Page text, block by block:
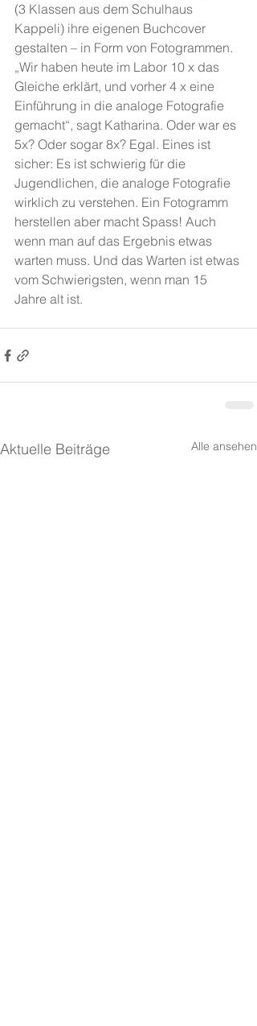
(3 Klassen aus dem Schulhaus
Kappeli) ihre eigenen Buchcover
gestalten – in Form von Fotogrammen.
„Wir haben heute im Labor 10 x das
Gleiche erklärt, und vorher 4 x eine
Einführung in die analoge Fotografie
gemacht“, sagt Katharina. Oder war es
5x? Oder sogar 8x? Egal. Eines ist
sicher: Es ist schwierig für die
Jugendlichen, die analoge Fotografie
wirklich zu verstehen. Ein Fotogramm
herstellen aber macht Spass! Auch
wenn man auf das Ergebnis etwas
warten muss. Und das Warten ist etwas
vom Schwierigsten, wenn man 15
Jahre alt ist.
Aktuelle Beiträge Alle ansehen